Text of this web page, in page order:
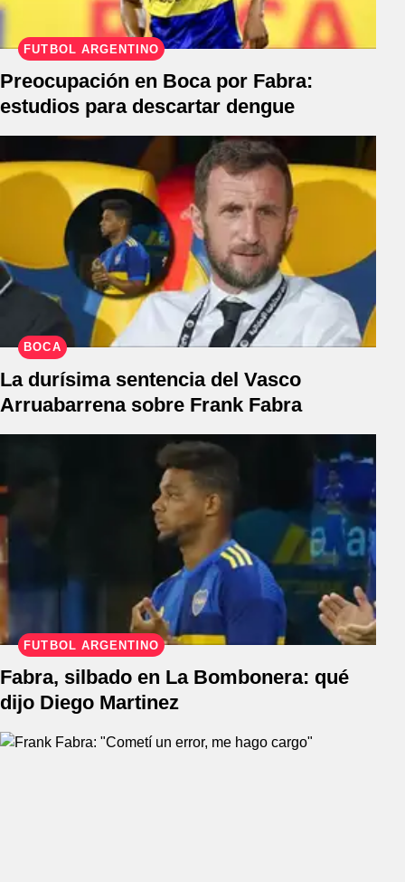
FÚTBOL ARGENTINO
Preocupación en Boca por Fabra:
estudios para descartar dengue
BOCA
La durísima sentencia del Vasco
Arruabarrena sobre Frank Fabra
FÚTBOL ARGENTINO
Fabra, silbado en La Bombonera: qué
dijo Diego Martinez